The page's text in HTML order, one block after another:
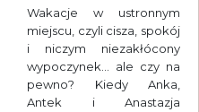
Wakacje w ustronnym
miejscu, czyli cisza, spokój
i niczym niezakłócony
wypoczynek… ale czy na
pewno? Kiedy Anka,
Antek i Anastazja